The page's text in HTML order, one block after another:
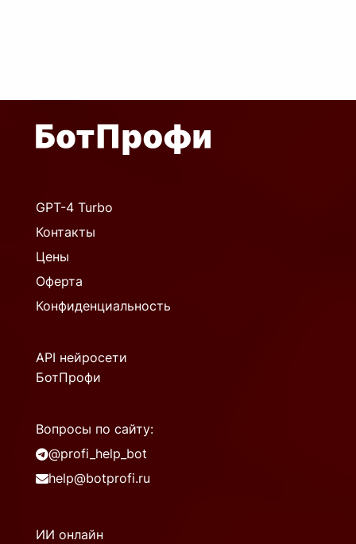
GPT-4 Turbo
Контакты
Цены
Оферта
Конфиденциальность
API нейросети
БотПрофи
Вопросы по сайту:
@profi_help_bot
help@botprofi.ru
ИИ онлайн